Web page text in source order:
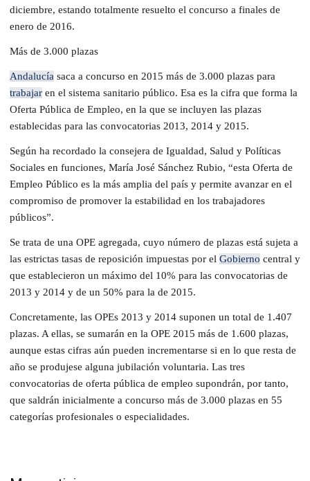
diciembre, estando totalmente resuelto el concurso a finales de
enero de 2016.
Más de 3.000 plazas
Andalucía saca a concurso en 2015 más de 3.000 plazas para
trabajar en el sistema sanitario público. Esa es la cifra que forma la
Oferta Pública de Empleo, en la que se incluyen las plazas
establecidas para las convocatorias 2013, 2014 y 2015.
Según ha recordado la consejera de Igualdad, Salud y Políticas
Sociales en funciones, María José Sánchez Rubio, “esta Oferta de
Empleo Público es la más amplia del país y permite avanzar en el
compromiso de promover la estabilidad en los trabajadores
públicos”.
Se trata de una OPE agregada, cuyo número de plazas está sujeta a
las estrictas tasas de reposición impuestas por el Gobierno central y
que establecieron un máximo del 10% para las convocatorias de
2013 y 2014 y de un 50% para la de 2015.
Concretamente, las OPEs 2013 y 2014 suponen un total de 1.407
plazas. A ellas, se sumarán en la OPE 2015 más de 1.600 plazas,
aunque estas cifras aún pueden incrementarse si en lo que resta de
año se produjese alguna jubilación voluntaria. Las tres
convocatorias de oferta pública de empleo supondrán, por tanto,
que saldrán inicialmente a concurso más de 3.000 plazas en 55
categorías profesionales o especialidades.